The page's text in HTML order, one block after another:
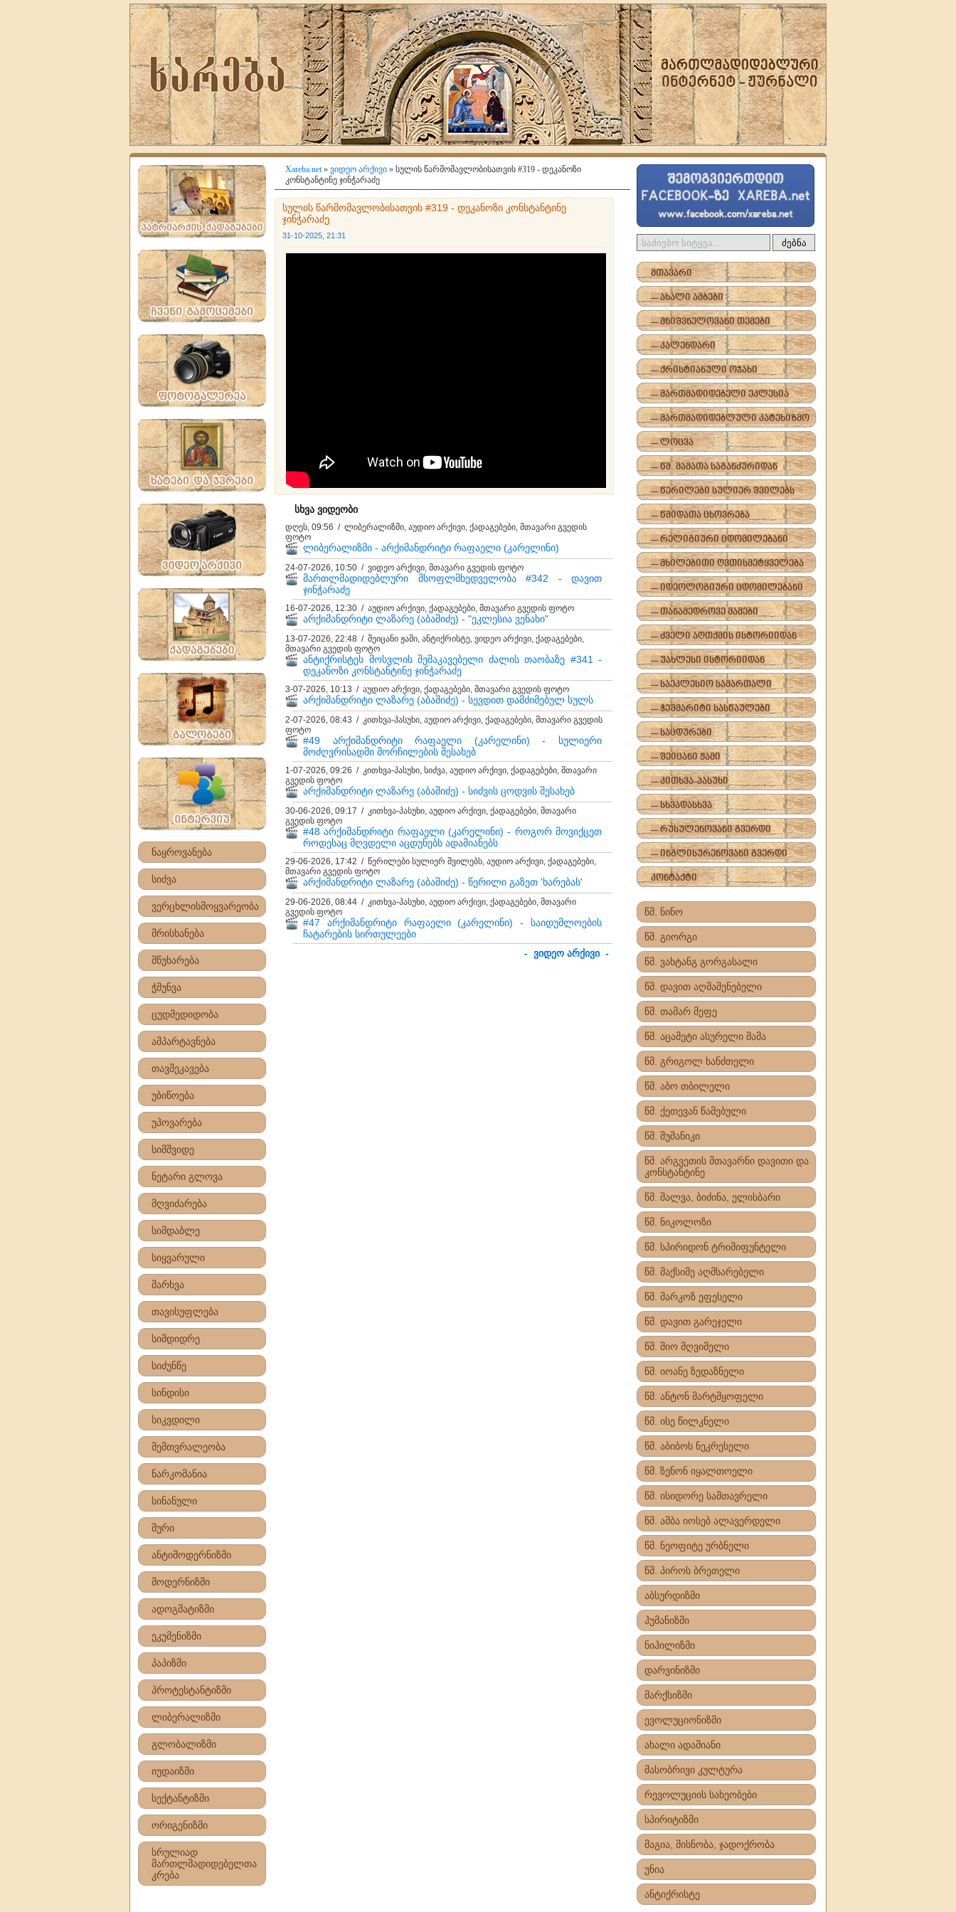
ნაყროვანება
სიძვა
ვერცხლისმოყვარეობა
მრისხანება
მწუხარება
ჭმუნვა
ცუდმედიდობა
ამპარტავნება
თავშეკავება
უბიწოება
უპოვარება
სიმშვიდე
ნეტარი გლოვა
მღვიძარება
სიმდაბლე
სიყვარული
მარხვა
თავისუფლება
სიმდიდრე
სიძუნწე
სინდისი
სიკვდილი
მემთვრალეობა
ნარკომანია
სინანული
შური
ანტიმოდერნიზმი
მოდერნიზმი
ადოგმატიზმი
ეკუმენიზმი
პაპიზმი
პროტესტანტიზმი
ლიბერალიზმი
გლობალიზმი
იუდაიზმი
სექტანტიზმი
ორიგენიზმი
სრულიად
მართლმადიდებელთა
კრება
Xareba.net» ვიდეო არქივი » სულის წარმომავლობისათვის #319 - დეკანოზი
კონსტანტინე ჯინჭარაძე
სულის წარმომავლობისათვის #319 - დეკანოზი კონსტანტინე
ჯინჭარაძე
31-10-2025, 21:31
სხვა ვიდეობი
დღეს, 09:56 / ლიბერალიზმი, აუდიო არქივი, ქადაგებები, მთავარი გვედის
ფოტო
ლიბერალიზმი - არქიმანდრიტი რაფაელი (კარელინი)
24-07-2026, 10:50 / ვიდეო არქივი, მთავარი გვედის ფოტო
მართლმადიდებლური მსოფლმხედველობა #342 - დავით
ჯინჭარაძე
16-07-2026, 12:30 / აუდიო არქივი, ქადაგებები, მთავარი გვედის ფოტო
არქიმანდრიტი ლაზარე (აბაშიძე) - "ეკლესია ვენახი"
13-07-2026, 22:48 / შეიცანი ჟამი, ანტიქრისტე, ვიდეო არქივი, ქადაგებები,
მთავარი გვედის ფოტო
ანტიქრისტეს მოსვლის შემაკავებელი ძალის თაობაზე #341 -
დეკანოზი კონსტანტინე ჯინჭარაძე
3-07-2026, 10:13 / აუდიო არქივი, ქადაგებები, მთავარი გვედის ფოტო
არქიმანდრიტი ლაზარე (აბაშიძე) - სევდით დამძიმებულ სულს
2-07-2026, 08:43 / კითხვა-პასუხი, აუდიო არქივი, ქადაგებები, მთავარი გვედის
ფოტო
#49 არქიმანდრიტი რაფაელი (კარელინი) - სულიერი
მოძღვრისადმი მორჩილების შესახებ
1-07-2026, 09:26 / კითხვა-პასუხი, სიძვა, აუდიო არქივი, ქადაგებები, მთავარი
გვედის ფოტო
არქიმანდრიტი ლაზარე (აბაშიძე) - სიძვის ცოდვის შესახებ
30-06-2026, 09:17 / კითხვა-პასუხი, აუდიო არქივი, ქადაგებები, მთავარი
გვედის ფოტო
#48 არქიმანდრიტი რაფაელი (კარელინი) - როგორ მოვიქცეთ
როდესაც მღვდელი აცდუნებს ადამიანებს
29-06-2026, 17:42 / წერილები სულიერ შვილებს, აუდიო არქივი, ქადაგებები,
მთავარი გვედის ფოტო
არქიმანდრიტი ლაზარე (აბაშიძე) - წერილი გაზეთ 'ხარებას'
29-06-2026, 08:44 / კითხვა-პასუხი, აუდიო არქივი, ქადაგებები, მთავარი
გვედის ფოტო
#47 არქიმანდრიტი რაფაელი (კარელინი) - საიდუმლოების
ჩატარების სირთულეები
- ვიდეო არქივი -
ძებნა
მთავარი
-- ახალი ამბები
-- მნიშვნელოვანი თემები
-- კალენდარი
-- ქრისტიანული ოჯახი
-- მართმადიდებელი ეკლესია
-- მართმადიდებლული კატეხიზმო
-- ლოცვა
-- წმ. მამათა საგანძურიდან
-- წერილები სულიერ შვილებს
-- წმიდათა ცხოვრება
-- რელიგიური ცდომილებანი
-- მხილებითი ღვთისმეტყველება
-- იდეოლოგიური ცდომილებანი
-- თანამედროვე მამები
-- ძველი აღთქმის ისტორიიდან
-- უახლესი ისტორიიდან
-- საეკლესიო სამართალი
-- ჭეშმარიტი სასწაულები
-- საცდურები
-- შეიცანი ჟამი
-- კითხვა-პასუხი
-- სხვადასხვა
-- რუსულენოვანი გვერდი
-- ინგლისურენოვანი გვერდი
კონტაქტი
წმ. ნინო
წმ. გიორგი
წმ. ვახტანგ გორგასალი
წმ. დავით აღმაშენებელი
წმ. თამარ მეფე
წმ. აცამეტი ასურელი მამა
წმ. გრიგოლ ხანძთელი
წმ. აბო თბილელი
წმ. ქეთევან წამებული
წმ. შუშანიკი
წმ. არგვეთის მთავარნი დავითი და
კონსტანტინე
წმ. შალვა, ბიძინა, ელისბარი
წმ. ნიკოლოზი
წმ. სპირიდონ ტრიმიფუნტელი
წმ. მაქსიმე აღმსარებელი
წმ. მარკოზ ეფესელი
წმ. დავით გარეჯელი
წმ. შიო მღვიმელი
წმ. იოანე ზედაზნელი
წმ. ანტონ მარტმყოფელი
წმ. ისე წილკნელი
წმ. აბიბოს ნეკრესელი
წმ. ზენონ იყალთოელი
წმ. ისიდორე სამთავრელი
წმ. ამბა იოსებ ალავერდელი
წმ. ნეოფიტე ურბნელი
წმ. პიროს ბრეთელი
აბსურდიზმი
ჰუმანიზმი
ნიჰილიზმი
დარვინიზმი
მარქსიზმი
ევოლუციონიზმი
ახალი ადამიანი
მასობრივი კულტურა
რევოლუციის სახეობები
სპირიტიზმი
მაგია, მისნობა, ჯადოქრობა
უნია
ანტიქრისტე